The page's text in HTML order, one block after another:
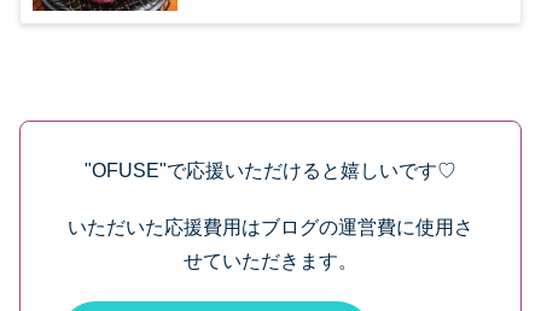
"OFUSE"で応援いただけると嬉しいです♡
いただいた応援費用はブログの運営費に使用さ
せていただきます。